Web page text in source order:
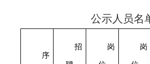
公示人员名
序
招 岗 岗